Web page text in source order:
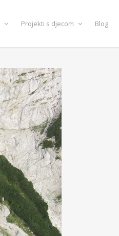
Projekti s djecom Blog